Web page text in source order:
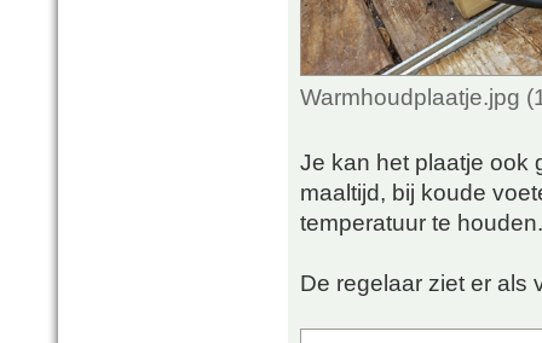
Warmhoudplaatje.jpg
Je kan het plaatje ook
maaltijd, bij koude
temperatuur te
De regelaar ziet er als